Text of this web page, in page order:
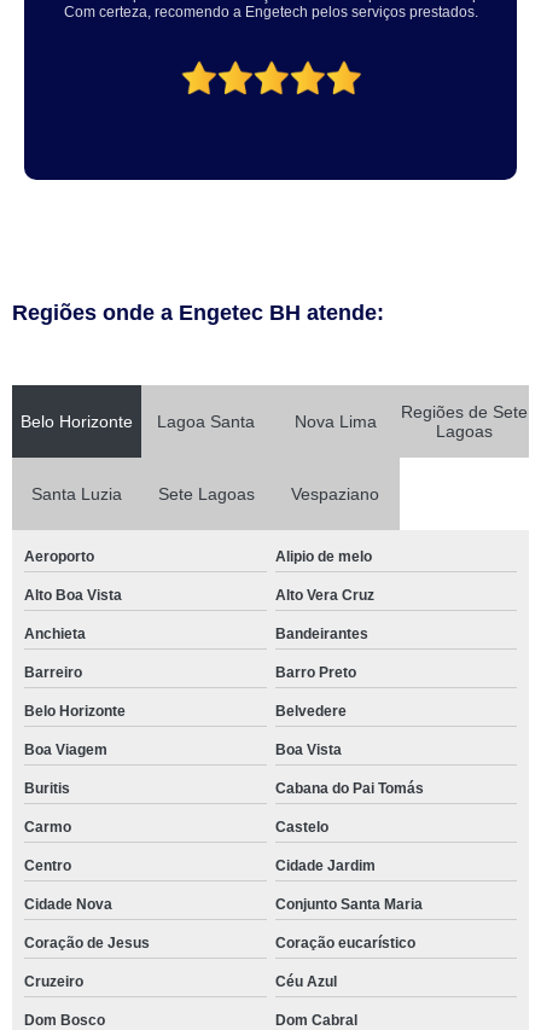
a pena, meu equipamento ficou ótimo.
Regiões onde a Engetec BH atende:
Belo Horizonte Lagoa Santa Nova Lima
Regiões de Sete
Lagoas
Santa Luzia Sete Lagoas Vespaziano
Aeroporto Alipio de melo
Alto Boa Vista Alto Vera Cruz
Anchieta Bandeirantes
Barreiro Barro Preto
Belo Horizonte Belvedere
Boa Viagem Boa Vista
Buritis Cabana do Pai Tomás
Carmo Castelo
Centro Cidade Jardim
Cidade Nova Conjunto Santa Maria
Coração de Jesus Coração eucarístico
Cruzeiro Céu Azul
Dom Bosco Dom Cabral